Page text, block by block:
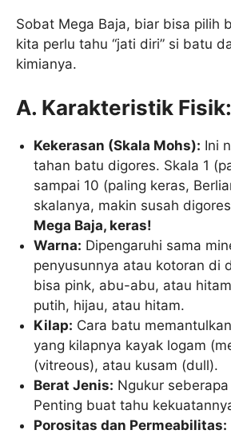
Sobat Mega Baja, biar bisa pilih
kita perlu tahu “jati diri” si batu
kimianya.
A. Karakteristik Fisik:
Kekerasan (Skala Mohs): Ini
tahan batu digores. Skala 1
sampai 10 (paling keras,
skalanya, makin susah
Mega Baja, keras!
Warna: Dipengaruhi sama
penyusunnya atau kotoran di
bisa pink, abu-abu, atau
putih, hijau, atau hitam.
Kilap: Cara batu
yang kilapnya kayak logam
(vitreous), atau kusam (dull).
Berat Jenis: Ngukur
Penting buat tahu
Porositas dan Permeabilitas: